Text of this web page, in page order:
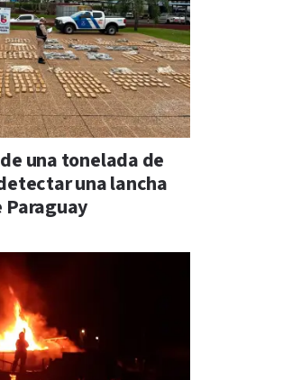
una tonelada de
una lancha
Paraguay